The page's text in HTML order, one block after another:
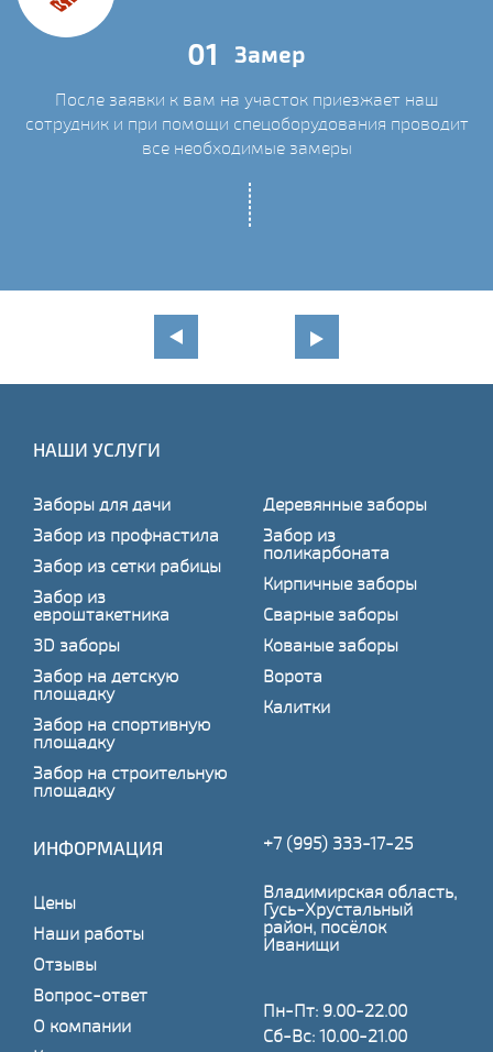
01 Замер
После заявки к вам на участок приезжает наш
сотрудник и при помощи спецоборудования проводит
все необходимые замеры
НАШИ УСЛУГИ
Заборы для дачи
Забор из профнастила
Забор из сетки рабицы
Забор из
евроштакетника
3D заборы
Забор на детскую
площадку
Забор на спортивную
площадку
Забор на строительную
площадку
Деревянные заборы
Забор из
поликарбоната
Кирпичные заборы
Сварные заборы
Кованые заборы
Ворота
Калитки
ИНФОРМАЦИЯ
Цены
Наши работы
Отзывы
Вопрос-ответ
О компании
+7 (995) 333-17-25
Владимирская область,
Гусь-Хрустальный
район, посёлок
Иванищи
Пн-Пт: 9.00-22.00
Сб-Вс: 10.00-21.00